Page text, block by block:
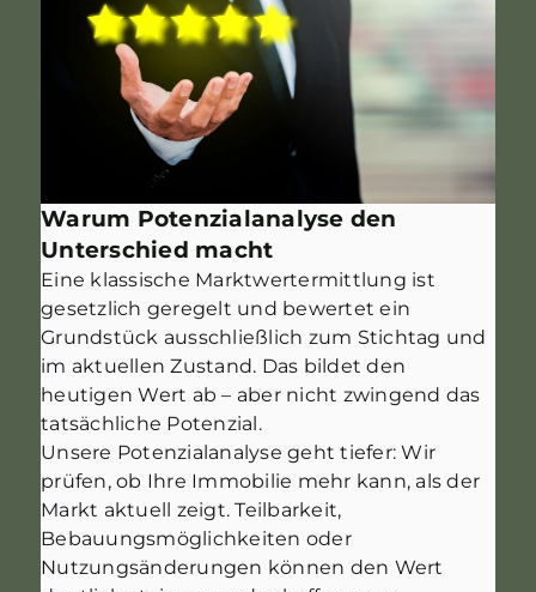
Warum Potenzialanalyse den
Unterschied macht
Eine klassische Marktwertermittlung ist
gesetzlich geregelt und bewertet ein
Grundstück ausschließlich zum Stichtag und
im aktuellen Zustand. Das bildet den
heutigen Wert ab – aber nicht zwingend das
tatsächliche Potenzial.
Unsere Potenzialanalyse geht tiefer: Wir
prüfen, ob Ihre Immobilie mehr kann, als der
Markt aktuell zeigt. Teilbarkeit,
Bebauungsmöglichkeiten oder
Nutzungsänderungen können den Wert